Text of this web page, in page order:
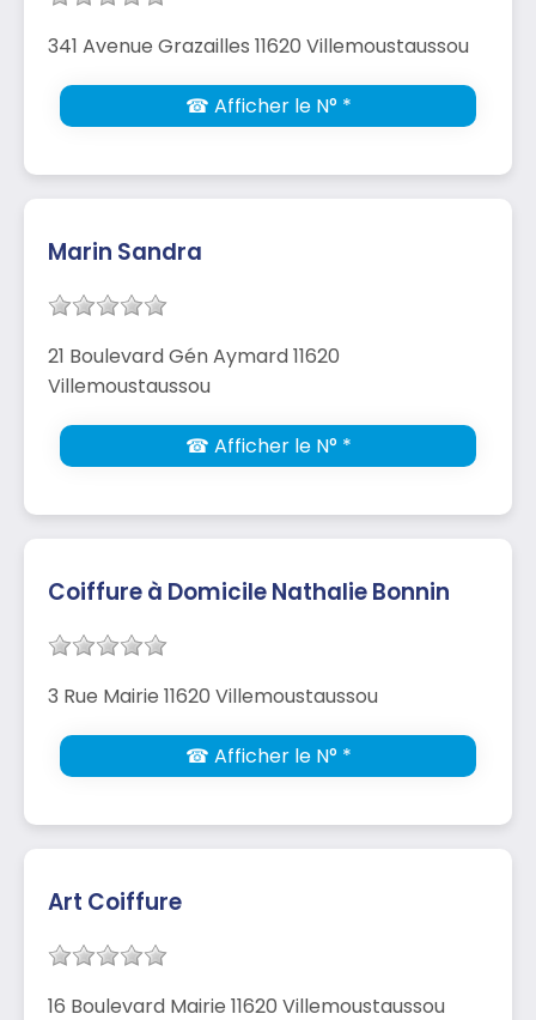
341 Avenue Grazailles 11620 Villemoustaussou
☎ Afficher le N° *
Marin Sandra
21 Boulevard Gén Aymard 11620
Villemoustaussou
☎ Afficher le N° *
Coiffure à Domicile Nathalie Bonnin
3 Rue Mairie 11620 Villemoustaussou
☎ Afficher le N° *
Art Coiffure
16 Boulevard Mairie 11620 Villemoustaussou